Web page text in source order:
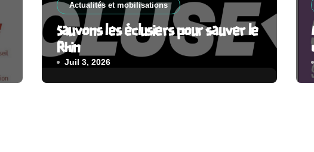
Actualités et mobilisations
Sauvons les éclusiers pour sauver le
Rhin
Juil 3, 2026